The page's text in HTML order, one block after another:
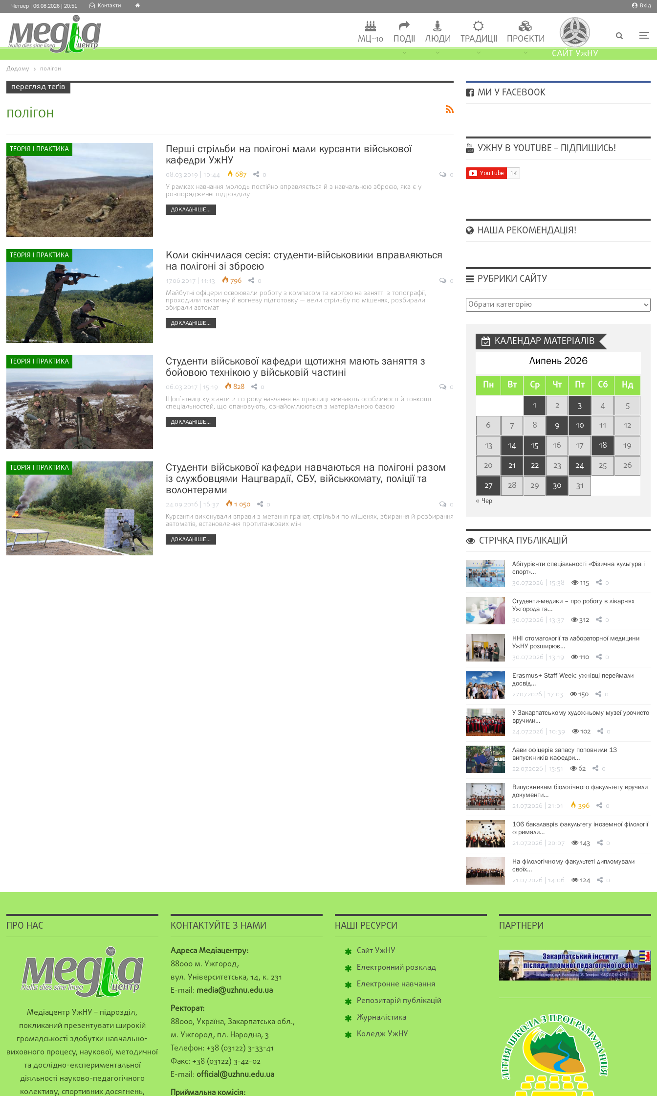
Вхід
Четвер | 06.08.2026 | 20:51 Контакти
МЦ-10 ПОДІЇ ЛЮДИ ТРАДИЦІЇ
ПРОЄКТИ
САЙТ УжНУ
Додому полігон
перегляд теґів
полігон
ТЕОРІЯ І ПРАКТИКА
Перші стрільби на полігоні мали курсанти військової
кафедри УжНУ
08.03.2019 | 10:44 687 0
0
У рамках навчання молодь постійно вправляється й з навчальною зброєю, яка є у
розпорядженні підрозділу
ДОКЛАДНІШЕ...
ТЕОРІЯ І ПРАКТИКА
Коли скінчилася сесія: студенти-військовики вправляються
на полігоні зі зброєю
17.06.2017 | 11:13 796 0
0
Майбутні офіцери освоювали роботу з компасом та картою на занятті з топографії,
проходили тактичну й вогневу підготовку — вели стрільбу по мішенях, розбирали і
збирали автомат
ДОКЛАДНІШЕ...
ТЕОРІЯ І ПРАКТИКА
Студенти військової кафедри щотижня мають заняття з
бойовою технікою у військовій частині
06.03.2017 | 15:19 828 0
0
Щоп’ятниці курсанти 2-го року навчання на практиці вивчають особливості й тонкощі
спеціальностей, що опановують, ознайомлюються з матеріальною базою
ДОКЛАДНІШЕ...
ТЕОРІЯ І ПРАКТИКА
Студенти військової кафедри навчаються на полігоні разом
із службовцями Нацгвардії, СБУ, військкомату, поліції та
волонтерами
24.09.2016 | 16:37 1 050 0
0
Курсанти виконували вправи з метання гранат, стрільби по мішенях, збирання й розбирання
автоматів, встановлення протитанкових мін
ДОКЛАДНІШЕ...
МИ У FACEBOOK
УЖНУ В YOUTUBE – ПІДПИШИСЬ!
НАША РЕКОМЕНДАЦІЯ!
РУБРИКИ САЙТУ
Рубрики
КАЛЕНДАР МАТЕРІАЛІВ
Липень 2026
Пн Вт Ср Чт Пт Сб Нд
1 2 3 4
5
6
7 8 9 10 11
12
13
14 15 16 17 18
19
20
21 22 23 24 25
26
27
28 29 30 31
« Чер
СТРІЧКА ПУБЛІКАЦІЙ
Абітурієнти спеціальності «Фізична культура і
спорт»…
30.07.2026 | 15:38 115 0
Студенти-медики – про роботу в лікарнях
Ужгорода та…
30.07.2026 | 13:37 312 0
ННІ стоматології та лабораторної медицини
УжНУ розширює…
30.07.2026 | 13:19 110 0
Erasmus+ Staff Week: ужнівці переймали
досвід…
27.07.2026 | 17:03 150 0
У Закарпатському художньому музеї урочисто
вручили…
24.07.2026 | 10:39 102 0
Лави офіцерів запасу поповнили 13
випускників кафедри…
22.07.2026 | 15:51 62 0
Випускникам біологічного факультету вручили
документи…
21.07.2026 | 21:01 396 0
106 бакалаврів факультету іноземної філології
отримали…
21.07.2026 | 20:07 143 0
На філологічному факультеті дипломували
своїх…
21.07.2026 | 14:06 124 0
ПРО НАС
Медіацентр УжНУ – підрозділ,
покликаний презентувати широкій
громадськості здобутки навчально-
виховного процесу, наукової, методичної
та дослідно-експериментальної
діяльності науково-педагогічного
колективу, спортивних досягнень,
КОНТАКТУЙТЕ З НАМИ
Адреса Медіацентру:
88000 м. Ужгород,
вул. Університетська, 14, к. 231
E-mail: media@uzhnu.edu.ua
Ректорат:
88000, Україна, Закарпатська обл.,
м. Ужгород, пл. Народна, 3
Телефон: +38 (03122) 3-33-41
Факс: +38 (03122) 3-42-02
E-mail: official@uzhnu.edu.ua
Приймальна комісія:
НАШІ РЕСУРСИ
Сайт УжНУ
Електронний розклад
Електронне навчання
Репозитарій публікацій
Журналістика
Коледж УжНУ
ПАРТНЕРИ